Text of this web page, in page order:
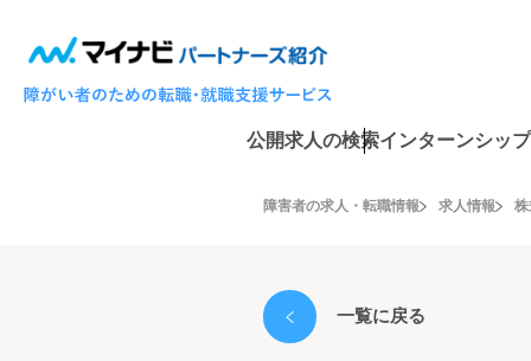
公開求人の検索インターンシッ
障害者の求人・転職情報 求人情報
一覧に戻る